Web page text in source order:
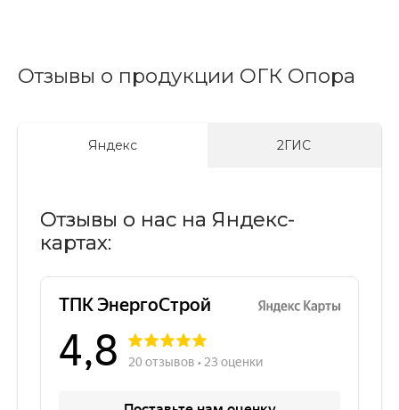
Отзывы о продукции ОГК Опора
Яндекс 2ГИС
Отзывы о нас на Яндекс-
картах: